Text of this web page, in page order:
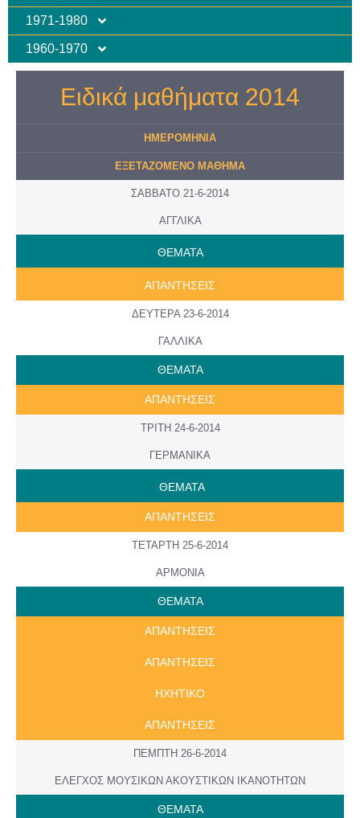
1971-1980
1960-1970
Ειδικά μαθήματα 2014
ΗΜΕΡΟMHNIA
ΕΞΕΤΑΖΟΜΕΝΟ ΜΑΘΗΜΑ
ΣΑΒΒΑΤΟ 21-6-2014
ΑΓΓΛΙΚΑ
ΘΕΜΑΤΑ
ΑΠΑΝΤΗΣΕΙΣ
ΔΕΥΤΕΡΑ 23-6-2014
ΓΑΛΛΙΚΑ
ΘΕΜΑΤΑ
ΑΠΑΝΤΗΣΕΙΣ
ΤΡΙΤΗ 24-6-2014
ΓΕΡΜΑΝΙΚΑ
ΘΕΜΑΤΑ
ΑΠΑΝΤΗΣΕΙΣ
ΤΕΤΑΡΤΗ 25-6-2014
ΑΡΜΟΝΙΑ
ΘΕΜΑΤΑ
ΑΠΑΝΤΗΣΕΙΣ
ΑΠΑΝΤΗΣΕΙΣ
ΗΧΗΤΙΚΟ
ΑΠΑΝΤΗΣΕΙΣ
ΠΕΜΠΤΗ 26-6-2014
ΕΛΕΓΧΟΣ ΜΟΥΣΙΚΩΝ ΑΚΟΥΣΤΙΚΩΝ ΙΚΑΝΟΤΗΤΩΝ
ΘΕΜΑΤΑ